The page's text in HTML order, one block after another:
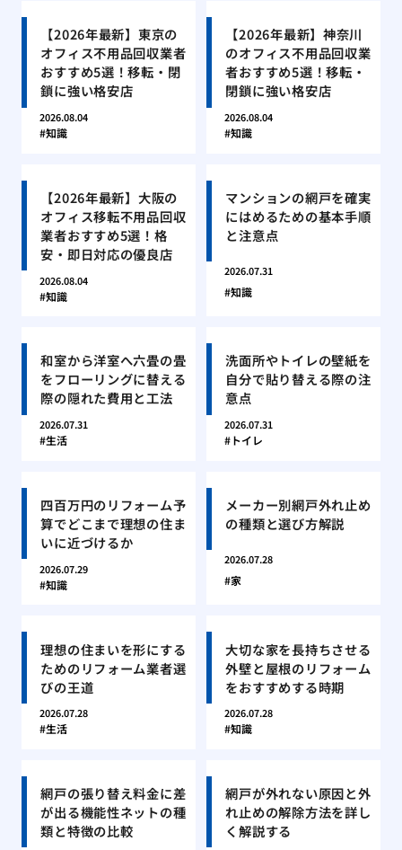
【2026年最新】東京の
オフィス不用品回収業者
おすすめ5選！移転・閉
鎖に強い格安店
2026.08.04
知識
【2026年最新】神奈川
のオフィス不用品回収業
者おすすめ5選！移転・
閉鎖に強い格安店
2026.08.04
知識
【2026年最新】大阪の
オフィス移転不用品回収
業者おすすめ5選！格
安・即日対応の優良店
2026.08.04
知識
マンションの網戸を確実
にはめるための基本手順
と注意点
2026.07.31
知識
和室から洋室へ六畳の畳
をフローリングに替える
際の隠れた費用と工法
2026.07.31
生活
洗面所やトイレの壁紙を
自分で貼り替える際の注
意点
2026.07.31
トイレ
四百万円のリフォーム予
算でどこまで理想の住ま
いに近づけるか
2026.07.29
知識
メーカー別網戸外れ止め
の種類と選び方解説
2026.07.28
家
理想の住まいを形にする
ためのリフォーム業者選
びの王道
2026.07.28
生活
大切な家を長持ちさせる
外壁と屋根のリフォーム
をおすすめする時期
2026.07.28
知識
網戸の張り替え料金に差
が出る機能性ネットの種
類と特徴の比較
網戸が外れない原因と外
れ止めの解除方法を詳し
く解説する